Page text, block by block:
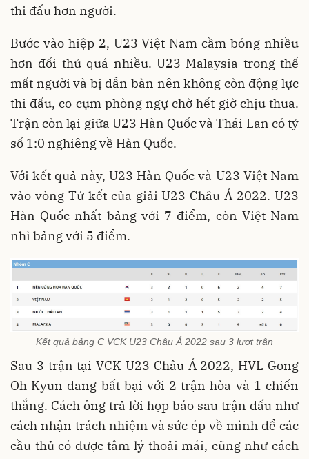
thi đấu hơn người.
Bước vào hiệp 2, U23 Việt Nam cầm bóng nhiều
hơn đối thủ quá nhiều. U23 Malaysia trong thế
mất người và bị dẫn bàn nên không còn động lực
thi đấu, co cụm phòng ngự chờ hết giờ chịu thua.
Trận còn lại giữa U23 Hàn Quốc và Thái Lan có tỷ
số 1:0 nghiêng về Hàn Quốc.
Với kết quả này, U23 Hàn Quốc và U23 Việt Nam
vào vòng Tứ kết của giải U23 Châu Á 2022. U23
Hàn Quốc nhất bảng với 7 điểm, còn Việt Nam
nhì bảng với 5 điểm.
Kết quả bảng C VCK U23 Châu Á 2022 sau 3 lượt trận
Sau 3 trận tại VCK U23 Châu Á 2022, HVL Gong
Oh Kyun đang bất bại với 2 trận hòa và 1 chiến
thắng. Cách ông trả lời họp báo sau trận đấu như
cách nhận trách nhiệm và sức ép về mình để các
cầu thủ có được tâm lý thoải mái, cũng như cách